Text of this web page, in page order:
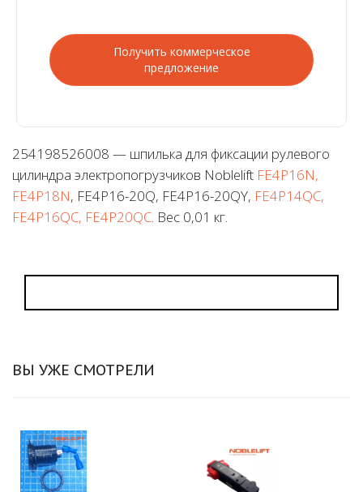
Получить коммерческое
предложение
254198526008 — шпилька для фиксации рулевого
цилиндра электропогрузчиков Noblelift FE4P16N,
FE4P18N, FE4P16-20Q, FE4P16-20QY, FE4P14QC,
FE4P16QC, FE4P20QC. Вес 0,01 кг.
ВЫ УЖЕ СМОТРЕЛИ